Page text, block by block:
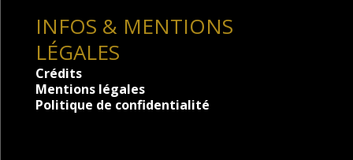
INFOS & MENTIONS
LÉGALES
Crédits
Mentions légales
Politique de confidentialité